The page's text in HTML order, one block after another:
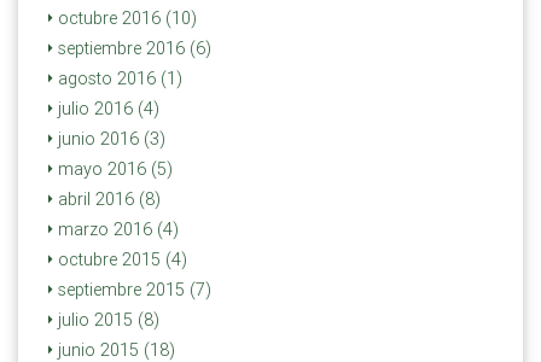
octubre 2016 (10)
septiembre 2016 (6)
agosto 2016 (1)
julio 2016 (4)
junio 2016 (3)
mayo 2016 (5)
abril 2016 (8)
marzo 2016 (4)
octubre 2015 (4)
septiembre 2015 (7)
julio 2015 (8)
junio 2015 (18)